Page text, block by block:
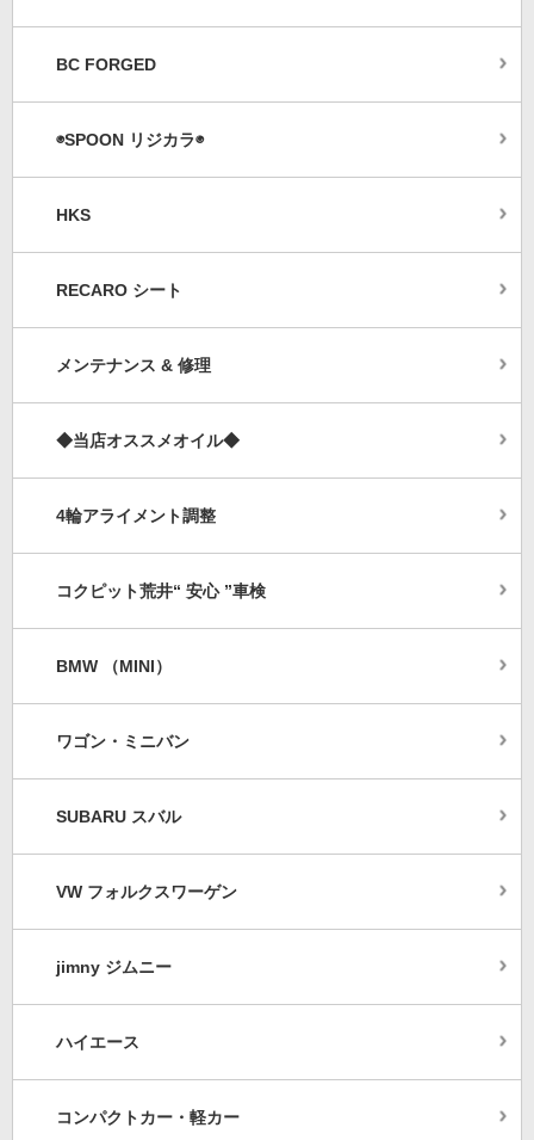
BC FORGED
◉SPOON リジカラ◉
HKS
RECARO シート
メンテナンス & 修理
◆当店オススメオイル◆
4輪アライメント調整
コクピット荒井“ 安心 ”車検
BMW （MINI）
ワゴン・ミニバン
SUBARU スバル
VW フォルクスワーゲン
jimny ジムニー
ハイエース
コンパクトカー・軽カー